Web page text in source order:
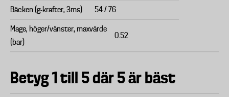
Bäcken (g-krafter, 3ms) 54 / 76
Mage, höger/vänster, maxvärde
(bar)
0.52
Betyg 1 till 5 där 5 är bäst